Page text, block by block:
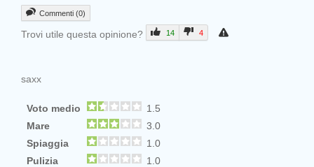
Commenti (0)
Trovi utile questa opinione? 14 4
saxx
Voto medio
1.5
Mare
3.0
Spiaggia
1.0
Pulizia
1.0